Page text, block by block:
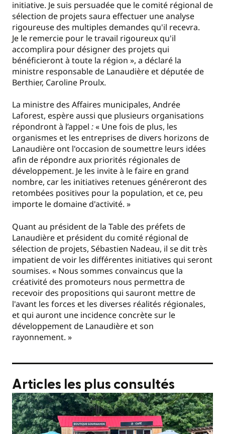
initiative. Je suis persuadée que le comité régional de
sélection de projets saura effectuer une analyse
rigoureuse des multiples demandes qu'il recevra.
Je le remercie pour le travail rigoureux qu'il
accomplira pour désigner des projets qui
bénéficieront à toute la région », a déclaré la
ministre responsable de Lanaudière et députée de
Berthier, Caroline Proulx.
La ministre des Affaires municipales, Andrée
Laforest, espère aussi que plusieurs organisations
répondront à l’appel :« Une fois de plus, les
organismes et les entreprises de divers horizons de
Lanaudière ont l'occasion de soumettre leurs idées
afin de répondre aux priorités régionales de
développement. Je les invite à le faire en grand
nombre, car les initiatives retenues généreront des
retombées positives pour la population, et ce, peu
importe le domaine d'activité. »
Quant au président de la Table des préfets de
Lanaudière et président du comité régional de
sélection de projets, Sébastien Nadeau, il se dit très
impatient de voir les différentes initiatives qui seront
soumises. « Nous sommes convaincus que la
créativité des promoteurs nous permettra de
recevoir des propositions qui sauront mettre de
l'avant les forces et les diverses réalités régionales,
et qui auront une incidence concrète sur le
développement de Lanaudière et son
rayonnement. »
Articles les plus consultés